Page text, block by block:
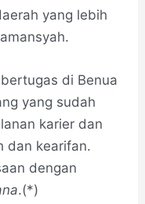
yang lebih
di Benua
yang sudah
karier dan
dan kearifan.
dengan
.(*)